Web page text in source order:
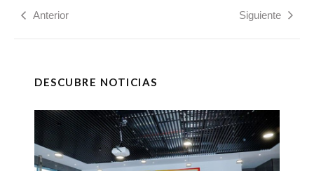
Anterior Siguiente
DESCUBRE NOTICIAS